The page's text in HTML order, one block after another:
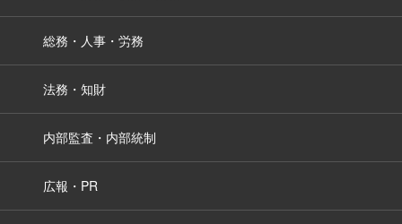
総務・人事・労務
法務・知財
内部監査・内部統制
広報・PR